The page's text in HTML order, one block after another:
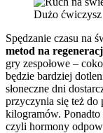
Dużo ćwiczysz
Spędzanie czasu na
metod na
gry zespołowe –
będzie bardziej
słoneczne dni
przyczynia się też do
kilogramów.
czyli hormony